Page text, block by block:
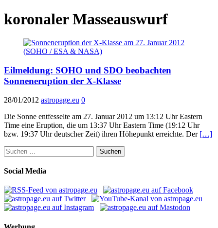
koronaler Masseauswurf
Eilmeldung: SOHO und SDO beobachten
Sonneneruption der X-Klasse
28/01/2012 astropage.eu 0
Die Sonne entfesselte am 27. Januar 2012 um 13:12 Uhr Eastern
Time eine Eruption, die um 13:37 Uhr Eastern Time (19:12 Uhr
bzw. 19:37 Uhr deutscher Zeit) ihren Höhepunkt erreichte. Der […]
Suchen
nach:
Social Media